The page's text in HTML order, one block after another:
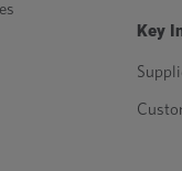
Key